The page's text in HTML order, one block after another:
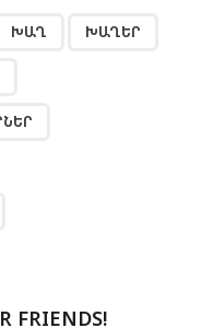
ԽԱՂ ԽԱՂԵՐ
FRIENDS!